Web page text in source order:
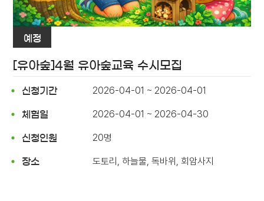
예정
[유아숲]4월 유아숲교육 수시모집
신청기간 2026-04-01 ~ 2026-04-01
체험일 2026-04-01 ~ 2026-04-30
신청인원 20명
장소 도토리, 하늘물, 독바위, 회암사지